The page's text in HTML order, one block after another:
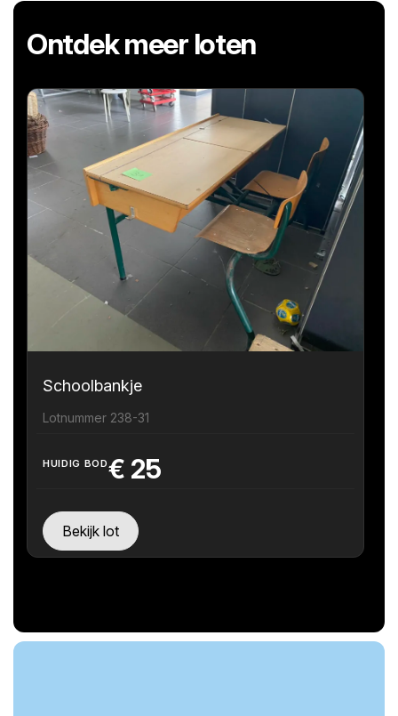
Ontdek meer loten
Schoolbankje
Lotnummer 238-31
HUIDIG BOD€ 25
Bekijk lot